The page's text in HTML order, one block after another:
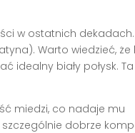
w ostatnich dekadach.
Warto wiedzieć, że
idealny biały połysk.
miedzi, co nadaje mu
dobrze